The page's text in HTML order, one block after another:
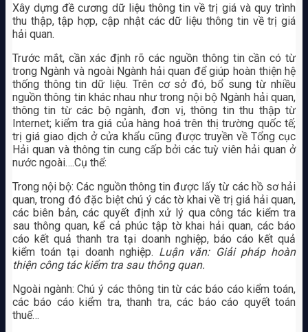
Xây dựng đề cương dữ liệu thông tin về trị giá và quy trình
thu thập, tập hợp, cập nhật các dữ liệu thông tin về trị giá
hải quan.
Trước mắt, cần xác định rõ các nguồn thông tin cần có từ
trong Ngành và ngoài Ngành hải quan để giúp hoàn thiện hệ
thống thông tin dữ liệu. Trên cơ sở đó, bổ sung từ nhiều
nguồn thông tin khác nhau như trong nội bộ Ngành hải quan,
thông tin từ các bộ ngành, đơn vị, thông tin thu thập từ
Internet; kiểm tra giá của hàng hoá trên thị trường quốc tế;
trị giá giao dịch ở cửa khẩu cũng được truyền về Tổng cục
Hải quan và thông tin cung cấp bởi các tuỳ viên hải quan ở
nước ngoài….Cụ thể:
Trong nội bộ: Các nguồn thông tin được lấy từ các hồ sơ hải
quan, trong đó đặc biệt chú ý các tờ khai về trị giá hải quan,
các biên bản, các quyết định xử lý qua công tác kiểm tra
sau thông quan, kể cả phúc tập tờ khai hải quan, các báo
cáo kết quả thanh tra tại doanh nghiệp, báo cáo kết quả
kiểm toán tại doanh nghiệp. Luận văn: Giải pháp hoàn
thiện công tác kiểm tra sau thông quan.
Ngoài ngành: Chú ý các thông tin từ các báo cáo kiểm toán,
các báo cáo kiểm tra, thanh tra, các báo cáo quyết toán
thuế…